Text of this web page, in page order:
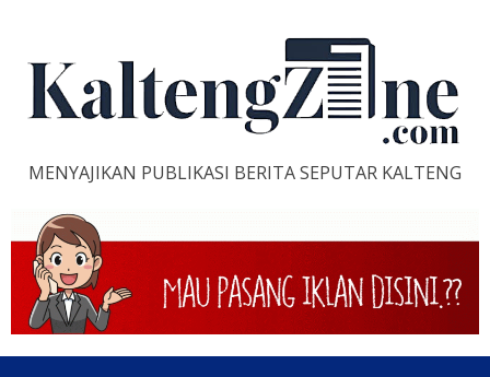
content
MENYAJIKAN PUBLIKASI BERITA SEPUTAR KALTENG